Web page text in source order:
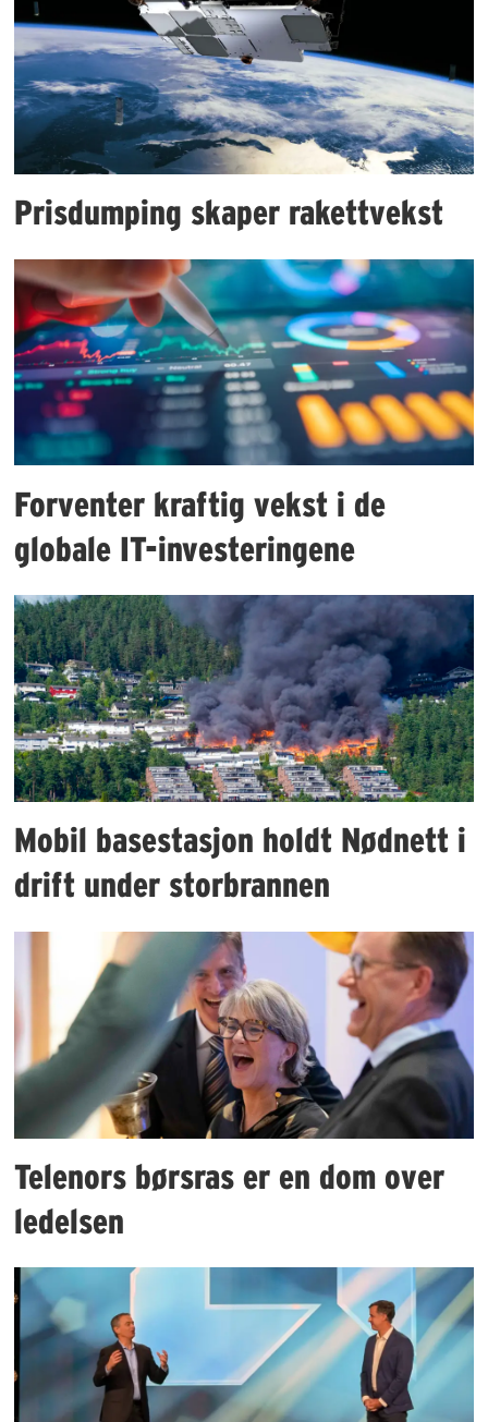
Prisdumping skaper rakettvekst
Forventer kraftig vekst i de
globale IT-investeringene
Mobil basestasjon holdt Nødnett i
drift under storbrannen
Telenors børsras er en dom over
ledelsen